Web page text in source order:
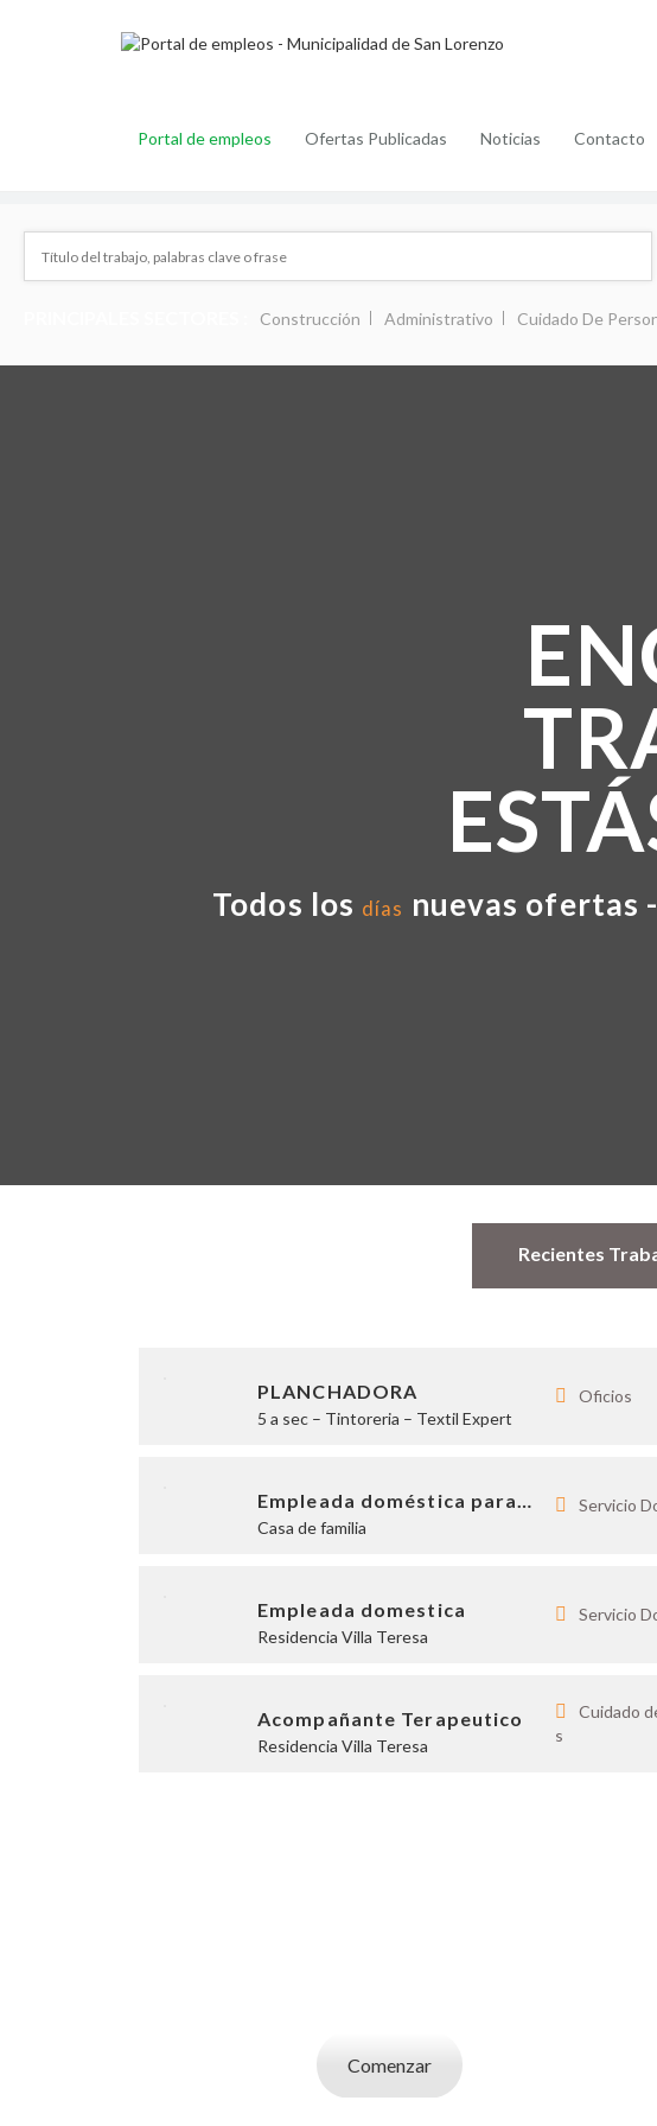
Portal de empleos Ofertas Publicadas Noticias Contacto
Construcción Administrativo Cuidado De
Todos los días nuevas ofertas -
Recientes
PLANCHADORA
5 a sec – Tintoreria – Textil Expert
Oficios
Empleada doméstica para…
Casa de familia
Servicio
Empleada domestica
Residencia Villa Teresa
Servicio
Acompañante Terapeutico
Residencia Villa Teresa
Cuidado
s
Comenzar